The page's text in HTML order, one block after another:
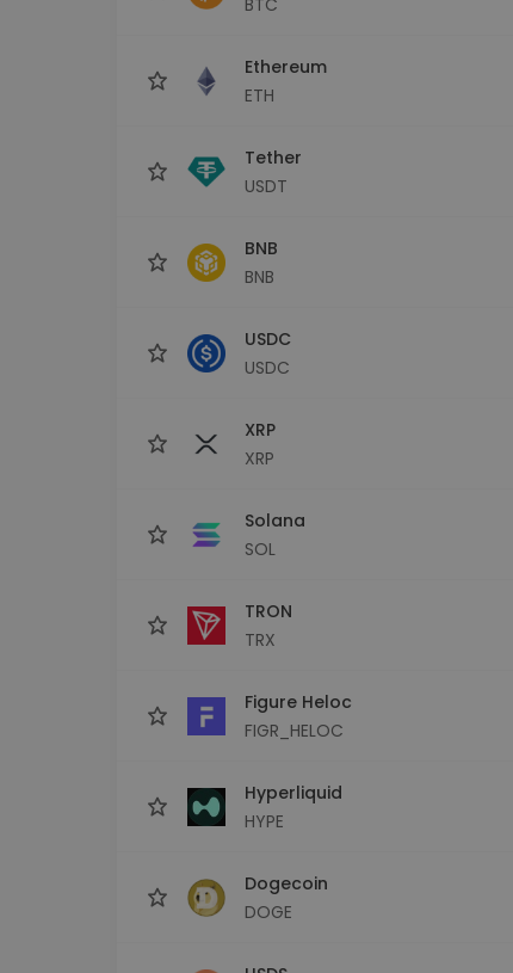
Ethereum
ETH
Tether
USDT
BNB
BNB
USDC
USDC
XRP
XRP
Solana
SOL
TRON
TRX
Figure Heloc
FIGR_HELOC
Hyperliquid
HYPE
Dogecoin
DOGE